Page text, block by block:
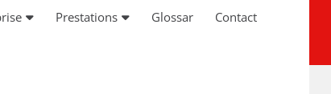
Prestations Glossar Contact